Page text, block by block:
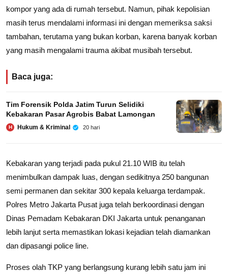
kompor yang ada di rumah tersebut. Namun, pihak kepolisian
masih terus mendalami informasi ini dengan memeriksa saksi
tambahan, terutama yang bukan korban, karena banyak korban
yang masih mengalami trauma akibat musibah tersebut.
Baca juga:
Tim Forensik Polda Jatim Turun Selidiki
Kebakaran Pasar Agrobis Babat Lamongan
H Hukum & Kriminal 20 hari
Kebakaran yang terjadi pada pukul 21.10 WIB itu telah
menimbulkan dampak luas, dengan sedikitnya 250 bangunan
semi permanen dan sekitar 300 kepala keluarga terdampak.
Polres Metro Jakarta Pusat juga telah berkoordinasi dengan
Dinas Pemadam Kebakaran DKI Jakarta untuk penanganan
lebih lanjut serta memastikan lokasi kejadian telah diamankan
dan dipasangi police line.
Proses olah TKP yang berlangsung kurang lebih satu jam ini